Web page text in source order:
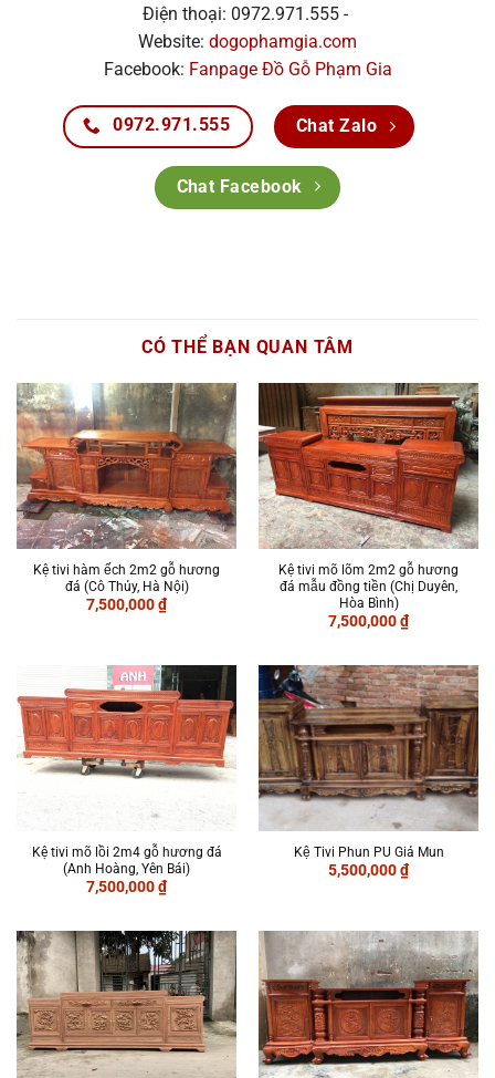
Điện thoại: 0972.971.555 -
Website: dogophamgia.com
Facebook: Fanpage Đồ Gỗ Phạm Gia
0972.971.555 Chat Zalo
Chat Facebook
CÓ THỂ BẠN QUAN TÂM
Kệ tivi hàm ếch 2m2 gỗ hương
đá (Cô Thủy, Hà Nội)
7,500,000₫
Kệ tivi mõ lõm 2m2 gỗ hương
đá mẫu đồng tiền (Chị Duyên,
Hòa Bình)
7,500,000₫
Kệ tivi mõ lồi 2m4 gỗ hương đá
(Anh Hoàng, Yên Bái)
7,500,000₫
Kệ Tivi Phun PU Giả Mun
5,500,000₫